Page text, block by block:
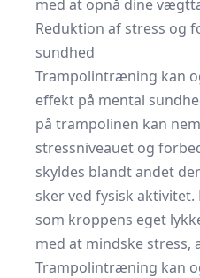
med at opnå dine
Reduktion af stress og
sundhed
Trampolintræning kan
effekt på mental
på trampolinen kan
stressniveauet og
skyldes blandt andet
sker ved fysisk
som kroppens eget
med at mindske stress,
Trampolintræning kan